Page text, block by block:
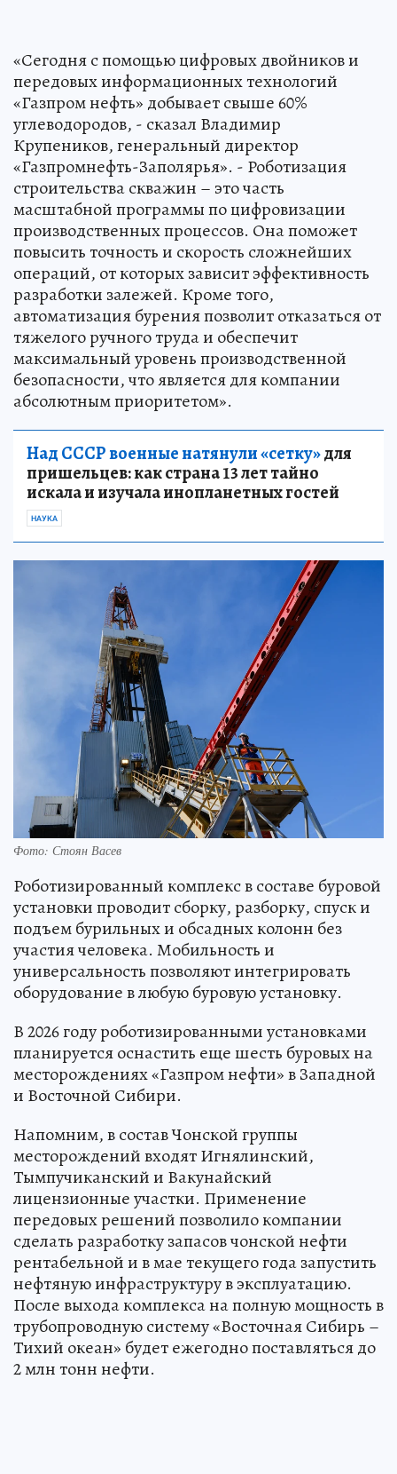
«Сегодня с помощью цифровых двойников и
передовых информационных технологий
«Газпром нефть» добывает свыше 60%
углеводородов, - сказал Владимир
Крупеников, генеральный директор
«Газпромнефть-Заполярья». - Роботизация
строительства скважин – это часть
масштабной программы по цифровизации
производственных процессов. Она поможет
повысить точность и скорость сложнейших
операций, от которых зависит эффективность
разработки залежей. Кроме того,
автоматизация бурения позволит отказаться от
тяжелого ручного труда и обеспечит
максимальный уровень производственной
безопасности, что является для компании
абсолютным приоритетом».
Над СССР военные натянули «сетку»для
пришельцев: как страна 13 лет тайно
искала и изучала инопланетных гостей
НАУКА
Фото: Стоян Васев
Роботизированный комплекс в составе буровой
установки проводит сборку, разборку, спуск и
подъем бурильных и обсадных колонн без
участия человека. Мобильность и
универсальность позволяют интегрировать
оборудование в любую буровую установку.
В 2026 году роботизированными установками
планируется оснастить еще шесть буровых на
месторождениях «Газпром нефти» в Западной
и Восточной Сибири.
Напомним, в состав Чонской группы
месторождений входят Игнялинский,
Тымпучиканский и Вакунайский
лицензионные участки. Применение
передовых решений позволило компании
сделать разработку запасов чонской нефти
рентабельной и в мае текущего года запустить
нефтяную инфраструктуру в эксплуатацию.
После выхода комплекса на полную мощность в
трубопроводную систему «Восточная Сибирь –
Тихий океан» будет ежегодно поставляться до
2 млн тонн нефти.